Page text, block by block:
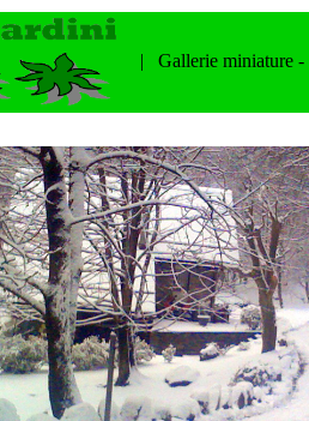
| Gallerie miniature -